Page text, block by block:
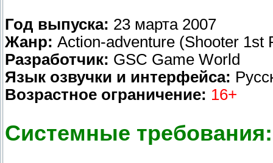
Год выпуска: 23 марта 2007
Жанр: Action-adventure (Shooter 1st
Разработчик: GSC Game World
Язык озвучки и интерфейса:
Возрастное ограничение: 16+
Системные требования: